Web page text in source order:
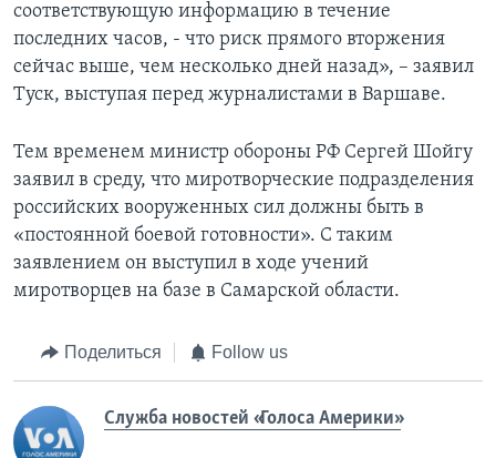
соответствующую информацию в течение
последних часов, - что риск прямого вторжения
сейчас выше, чем несколько дней назад», – заявил
Туск, выступая перед журналистами в Варшаве.
Тем временем министр обороны РФ Сергей Шойгу
заявил в среду, что миротворческие подразделения
российских вооруженных сил должны быть в
«постоянной боевой готовности». С таким
заявлением он выступил в ходе учений
миротворцев на базе в Самарской области.
Поделиться Follow us
Служба новостей «Голоса Америки»